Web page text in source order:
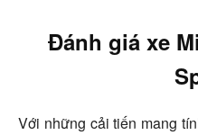
Đánh giá xe
Với những cải tiến mang